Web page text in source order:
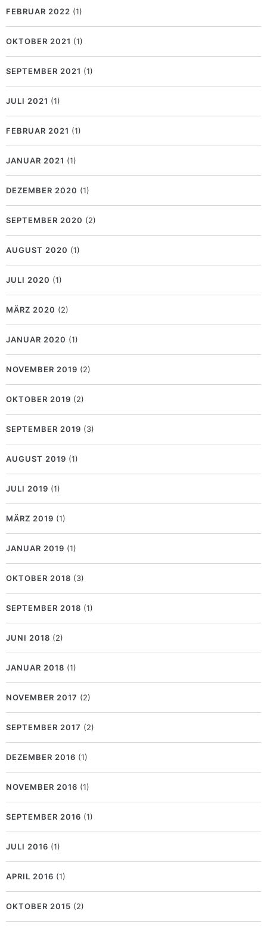
FEBRUAR 2022 (1)
OKTOBER 2021 (1)
SEPTEMBER 2021 (1)
JULI 2021 (1)
FEBRUAR 2021 (1)
JANUAR 2021 (1)
DEZEMBER 2020 (1)
SEPTEMBER 2020 (2)
AUGUST 2020 (1)
JULI 2020 (1)
MÄRZ 2020 (2)
JANUAR 2020 (1)
NOVEMBER 2019 (2)
OKTOBER 2019 (2)
SEPTEMBER 2019 (3)
AUGUST 2019 (1)
JULI 2019 (1)
MÄRZ 2019 (1)
JANUAR 2019 (1)
OKTOBER 2018 (3)
SEPTEMBER 2018 (1)
JUNI 2018 (2)
JANUAR 2018 (1)
NOVEMBER 2017 (2)
SEPTEMBER 2017 (2)
DEZEMBER 2016 (1)
NOVEMBER 2016 (1)
SEPTEMBER 2016 (1)
JULI 2016 (1)
APRIL 2016 (1)
OKTOBER 2015 (2)